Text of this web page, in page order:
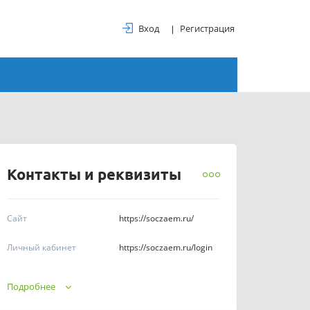
Вход Регистрация
Контакты и реквизиты
Сайт https://soczaem.ru/
Личный кабинет https://soczaem.ru/login
Подробнее